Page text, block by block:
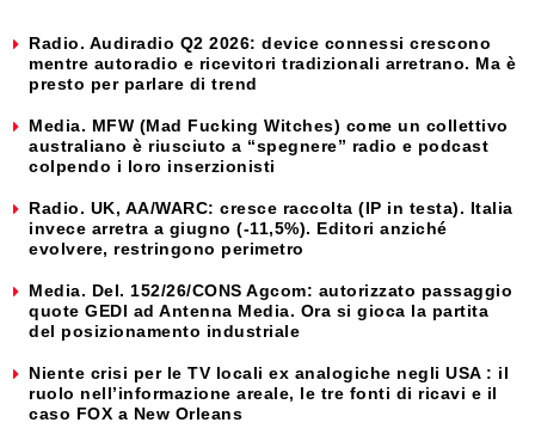
Radio. Audiradio Q2 2026: device connessi crescono
mentre autoradio e ricevitori tradizionali arretrano. Ma è
presto per parlare di trend
Media. MFW (Mad Fucking Witches) come un collettivo
australiano è riusciuto a “spegnere” radio e podcast
colpendo i loro inserzionisti
Radio. UK, AA/WARC: cresce raccolta (IP in testa). Italia
invece arretra a giugno (-11,5%). Editori anziché
evolvere, restringono perimetro
Media. Del. 152/26/CONS Agcom: autorizzato passaggio
quote GEDI ad Antenna Media. Ora si gioca la partita
del posizionamento industriale
Niente crisi per le TV locali ex analogiche negli USA : il
ruolo nell’informazione areale, le tre fonti di ricavi e il
caso FOX a New Orleans